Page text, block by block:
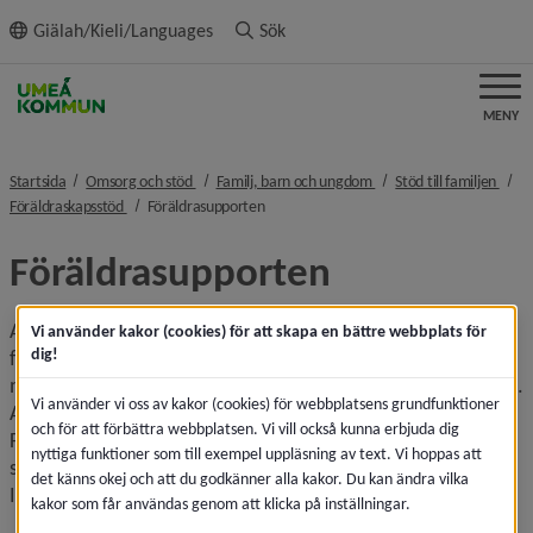
innehållet
Giälah/Kieli/Languages Sök
MENY
Startsida Omsorg och stöd nivå i brödsmulenavigeringen
Familj, barn och ungdom nivå i
Stöd till familjen
Föräldraskapsstöd nivå i brödsmulenavigeringen
Föräldrasupportennivå i brödsmulenavigeringen
Föräldrasupporten
Att vara förälder kan vara svårt och ibland behöver vi stöd
för att hantera de utmaningar vi ställs inför. Vi erbjuder dig
med barn 0–18 år stöd i föräldraskapet, enskilt eller i grupp.
Alla oavsett familjebildning är välkomna till oss på
Föräldrasupporten. Vi är en del av socialtjänsten och har
sekretess, vi för inga journaler och stödet är kostnadsfritt.
Ingen fråga är för liten!
Vi använder kakor (cookies) för att skapa en bättre webbplats för
dig!
Vi använder vi oss av kakor (cookies) för webbplatsens grundfunktioner
och för att förbättra webbplatsen. Vi vill också kunna erbjuda dig
nyttiga funktioner som till exempel uppläsning av text. Vi hoppas att
det känns okej och att du godkänner alla kakor. Du kan ändra vilka
kakor som får användas genom att klicka på inställningar.